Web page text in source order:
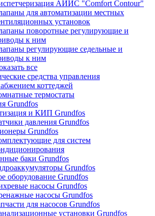
АИИС "Comfort Contour"
для автоматизации местных
установок
поворотные регулирующие и
к ним
регулирующие седельные и
к ним
все
средства управления
коттеджей
термостаты
Grundfos
и КИП Grundfos
давления Grundfos
Grundfos
для систем
баки Grundfos
Grundfos
оборудование Grundfos
насосы Grundfos
насосы Grundfos
для насосов Grundfos
установки Grundfos